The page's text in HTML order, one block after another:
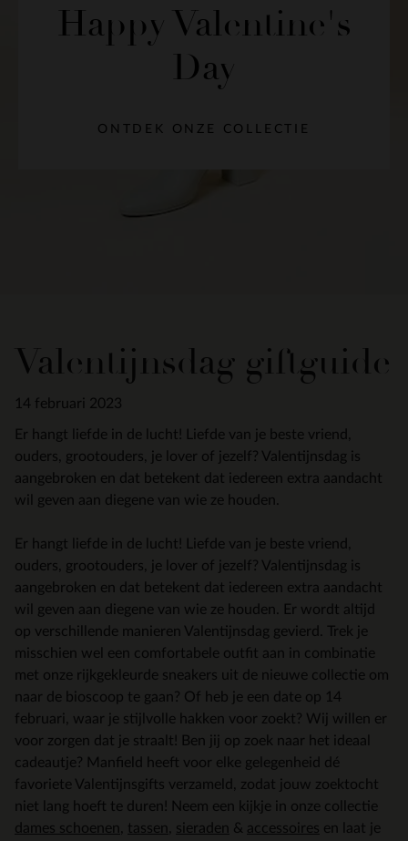
Valentijnsdag giftguide
14 februari 2023
Er hangt liefde in de lucht! Liefde van je beste vriend,
ouders, grootouders, je lover of jezelf? Valentijnsdag is
aangebroken en dat betekent dat iedereen extra aandacht
wil geven aan diegene van wie ze houden.
Happy Valentine's
Day
ONTDEK ONZE COLLECTIE
Er hangt liefde in de lucht! Liefde van je beste vriend,
ouders, grootouders, je lover of jezelf? Valentijnsdag is
aangebroken en dat betekent dat iedereen extra aandacht
wil geven aan diegene van wie ze houden. Er wordt altijd
op verschillende manieren Valentijnsdag gevierd. Trek je
misschien wel een comfortabele outfit aan in combinatie
met onze rijkgekleurde sneakers uit de nieuwe collectie om
naar de bioscoop te gaan? Of heb je een date op 14
februari, waar je stijlvolle hakken voor zoekt? Wij willen er
voor zorgen dat je straalt! Ben jij op zoek naar het ideaal
cadeautje? Manfield heeft voor elke gelegenheid dé
favoriete Valentijnsgifts verzameld, zodat jouw zoektocht
niet lang hoeft te duren! Neem een kijkje in onze collectie
dames schoenen
tassen sieraden & accessoires en laat je